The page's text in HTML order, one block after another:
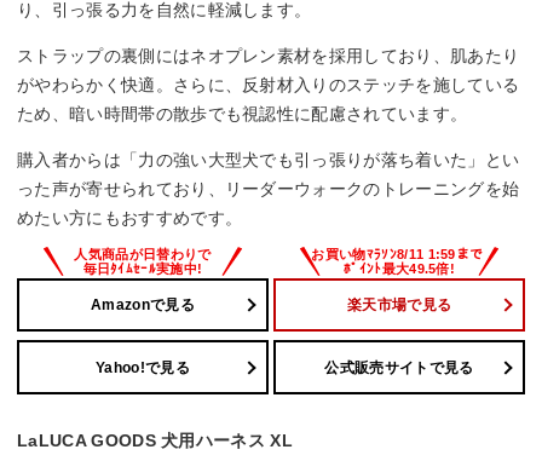
り、引っ張る力を自然に軽減します。
ストラップの裏側にはネオプレン素材を採用しており、肌あたり
がやわらかく快適。さらに、反射材入りのステッチを施している
ため、暗い時間帯の散歩でも視認性に配慮されています。
購入者からは「力の強い大型犬でも引っ張りが落ち着いた」とい
った声が寄せられており、リーダーウォークのトレーニングを始
めたい方にもおすすめです。
Amazonで見る 楽天市場で見る
Yahoo!で見る 公式販売サイトで見る
LaLUCA GOODS 犬用ハーネス XL